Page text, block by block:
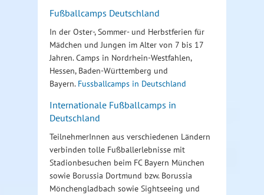
Fußballcamps Deutschland
In der Oster-, Sommer- und Herbstferien für
Mädchen und Jungen im Alter von 7 bis 17
Jahren. Camps in Nordrhein-Westfahlen,
Hessen, Baden-Württemberg und
Bayern. Fussballcamps in Deutschland
Internationale Fußballcamps in
Deutschland
TeilnehmerInnen aus verschiedenen Ländern
verbinden tolle Fußballerlebnisse mit
Stadionbesuchen beim FC Bayern München
sowie Borussia Dortmund bzw. Borussia
Mönchengladbach sowie Sightseeing und